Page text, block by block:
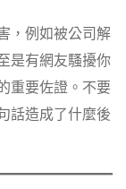
，例如被公司解
是有網友騷擾你
重要佐證。不要
話造成了什麼後